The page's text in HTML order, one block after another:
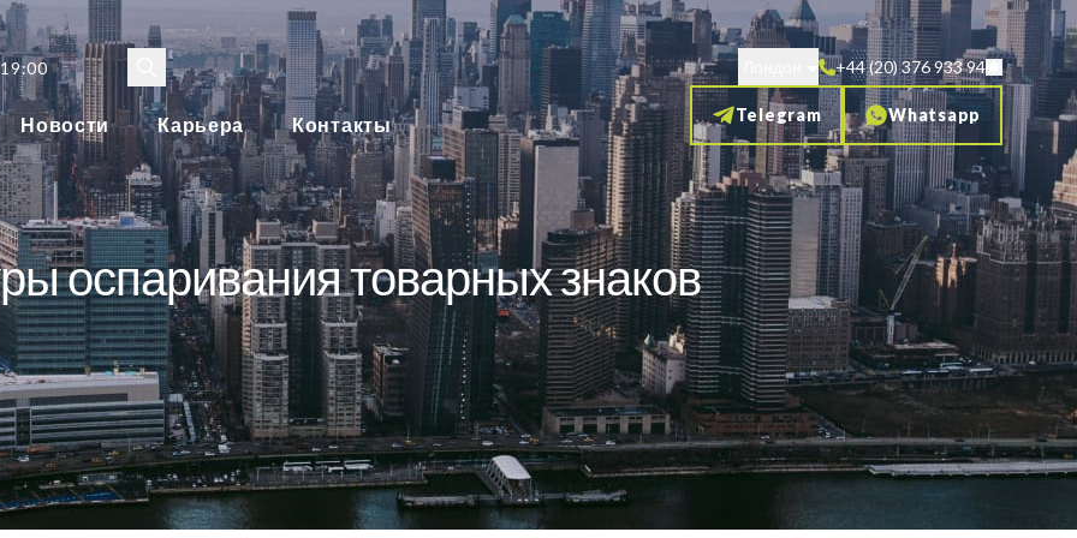
Новости Карьера Контакты
+44 (20) 376 933 94
Telegram Whatsapp
оспаривания товарных знаков